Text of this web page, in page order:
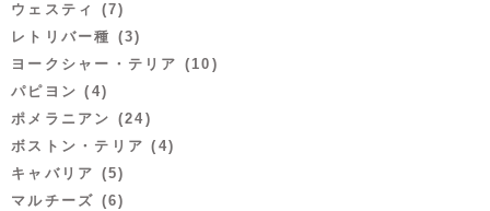
ウェスティ (7)
レトリバー種 (3)
ヨークシャー・テリア (10)
パピヨン (4)
ポメラニアン (24)
ボストン・テリア (4)
キャバリア (5)
マルチーズ (6)